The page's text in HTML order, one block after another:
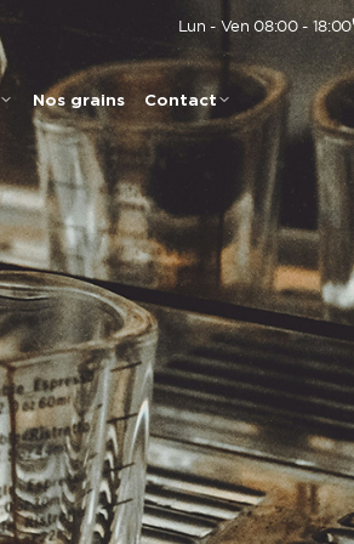
Lun - Ven 08:00 - 18:00
Nos grains Contact